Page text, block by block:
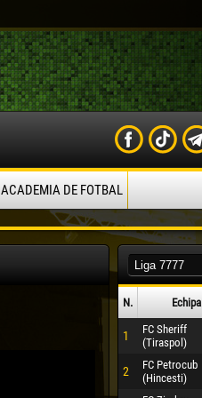
ACADEMIA DE FOTBAL
N. Echipa
1
FC Sheriff
(Tiraspol)
2
FC Petrocub
(Hincesti)